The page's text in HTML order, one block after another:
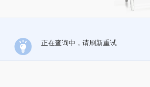
正在查询中，请刷新重试